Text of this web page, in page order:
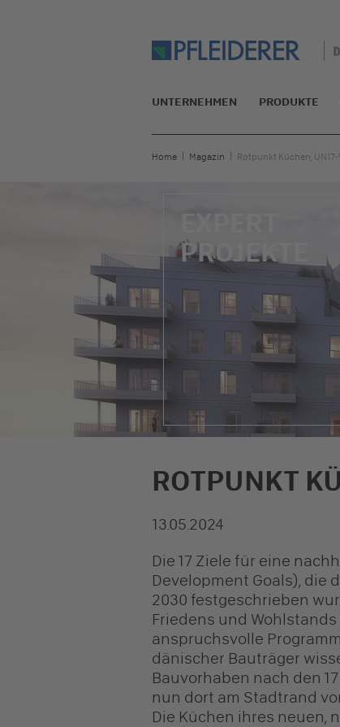
UNTERNEHMEN PRODUKTE
Home Magazin Rotpunkt Küchen,
PROJEKTE
ROTPUNKT
13.05.2024
Die 17 Ziele für eine
Development Goals), die
2030 festgeschrieben
Friedens und
anspruchsvolle
dänischer Bauträger
Bauvorhaben nach den
nun dort am Stadtrand
Die Küchen ihres neuen,